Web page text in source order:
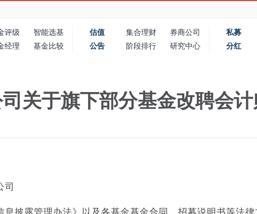
评级
智能选基
经理 基金比较
估值 集合理财
券商公司
公告
阶段排行 研究中心
私募
分红
关于旗下部分基金改聘会
披露管理办法》以及各基金基金合同、招募说明书等法律